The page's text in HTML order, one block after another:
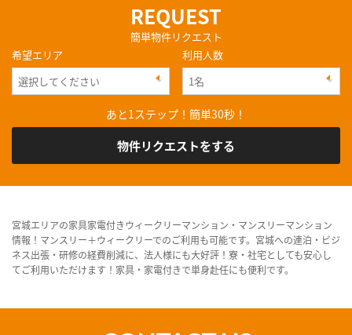
REQUEST
簡単物件リクエスト
希望エリア
利用人数
あと1ステップ！簡単30秒！
物件リクエストをする
宮城エリアの家具家電付きウィークリーマンション・マンスリーマンション
情報！マンスリー＋ウィークリーでのご利用も可能です。宮城への連泊・ビジ
ネス出張・研修の経費削減に、法人様にも大好評！寮・社宅としても安心し
てご利用いただけます！家具・家電付きで単身赴任にも便利です。